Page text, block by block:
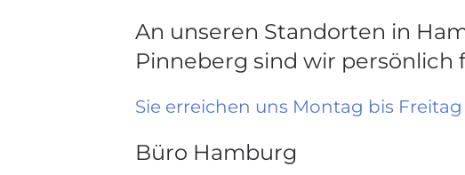
An unseren Standorten in
Pinneberg sind wir persönlich
Sie erreichen uns Montag bis
Büro Hamburg